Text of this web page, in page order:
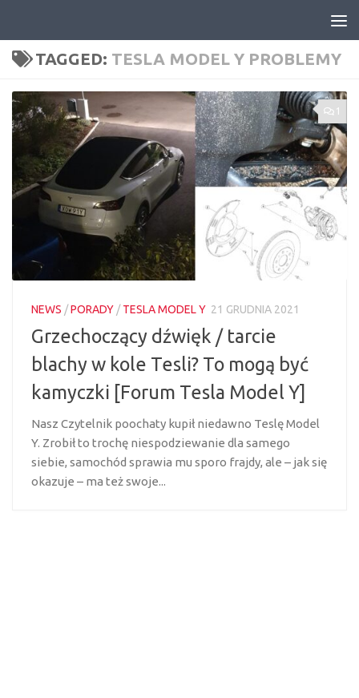
TAGGED: TESLA MODEL Y PROBLEMY
1
NEWS /PORADY /TESLA MODEL Y 21 GRUDNIA 2021
Grzechoczący dźwięk / tarcie
blachy w kole Tesli? To mogą być
kamyczki [Forum Tesla Model Y]
Nasz Czytelnik poochaty kupił niedawno Teslę Model
Y. Zrobił to trochę niespodziewanie dla samego
siebie, samochód sprawia mu sporo frajdy, ale – jak się
okazuje – ma też swoje...